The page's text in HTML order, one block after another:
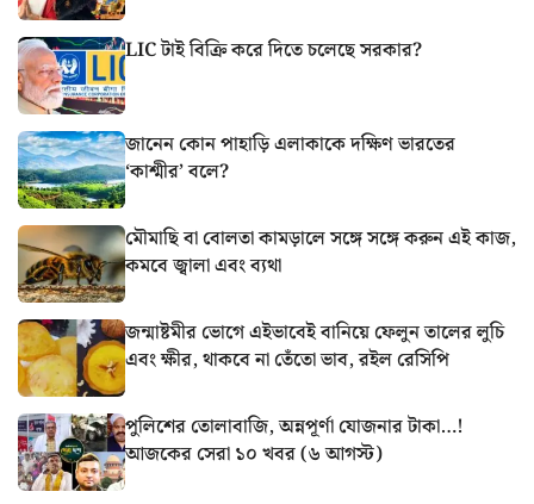
LIC টাই বিক্রি করে দিতে চলেছে সরকার?
জানেন কোন পাহাড়ি এলাকাকে দক্ষিণ ভারতের
‘কাশ্মীর’ বলে?
মৌমাছি বা বোলতা কামড়ালে সঙ্গে সঙ্গে করুন এই কাজ,
কমবে জ্বালা এবং ব্যথা
জন্মাষ্টমীর ভোগে এইভাবেই বানিয়ে ফেলুন তালের লুচি
এবং ক্ষীর, থাকবে না তেঁতো ভাব, রইল রেসিপি
পুলিশের তোলাবাজি, অন্নপূর্ণা যোজনার টাকা…!
আজকের সেরা ১০ খবর (৬ আগস্ট)